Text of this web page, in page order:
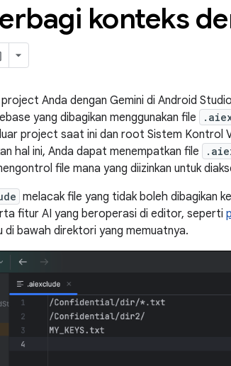
konteks
Anda dengan Gemini di Android
yang dibagikan menggunakan file
project saat ini dan root Sistem Kontrol
hal ini, Anda dapat menempatkan file
file mana yang diizinkan untuk
melacak file yang tidak boleh dibagikan
fitur AI yang beroperasi di editor, seperti
bawah direktori yang memuatnya.